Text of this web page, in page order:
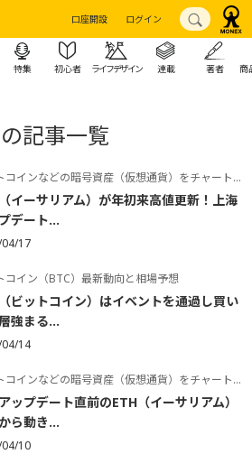
口座開設 ログイン
特集 初心者 ライフデザイン 連載 著者 商
の記事一覧
ビットコインなどの暗号資産（仮想通貨）をチャートで学ぶ
イーサリアム）が年初来高値更新！上海
デート...
17
コイン（BTC）最新動向と相場予想
ビットコイン）はイベントを通過し買い
強まる...
14
ビットコインなどの暗号資産（仮想通貨）をチャートで学ぶ
ップデート直前のETH（イーサリアム）
ら動き...
10